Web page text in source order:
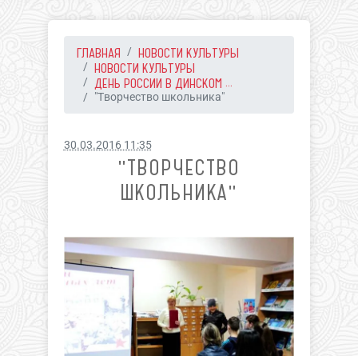
ГЛАВНАЯ
НОВОСТИ КУЛЬТУРЫ
НОВОСТИ КУЛЬТУРЫ
ДЕНЬ РОССИИ В ДИНСКОМ ...
"Творчество школьника"
30.03.2016 11:35
"ТВОРЧЕСТВО
ШКОЛЬНИКА"